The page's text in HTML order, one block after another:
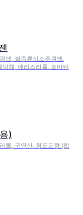
액, 쌀증류식소주원액,
체, 에리스리톨, 토마틴
)
톨, 구연산, 청포도향 (합